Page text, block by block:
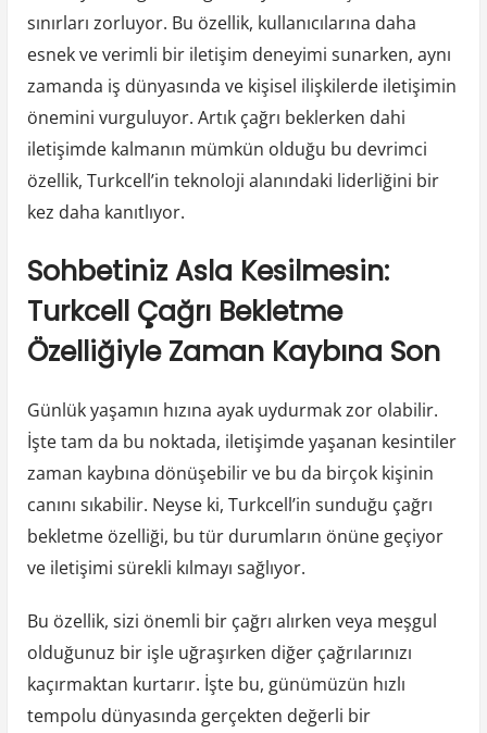
sınırları zorluyor. Bu özellik, kullanıcılarına daha
esnek ve verimli bir iletişim deneyimi sunarken, aynı
zamanda iş dünyasında ve kişisel ilişkilerde iletişimin
önemini vurguluyor. Artık çağrı beklerken dahi
iletişimde kalmanın mümkün olduğu bu devrimci
özellik, Turkcell’in teknoloji alanındaki liderliğini bir
kez daha kanıtlıyor.
Sohbetiniz Asla Kesilmesin:
Turkcell Çağrı Bekletme
Özelliğiyle Zaman Kaybına Son
Günlük yaşamın hızına ayak uydurmak zor olabilir.
İşte tam da bu noktada, iletişimde yaşanan kesintiler
zaman kaybına dönüşebilir ve bu da birçok kişinin
canını sıkabilir. Neyse ki, Turkcell’in sunduğu çağrı
bekletme özelliği, bu tür durumların önüne geçiyor
ve iletişimi sürekli kılmayı sağlıyor.
Bu özellik, sizi önemli bir çağrı alırken veya meşgul
olduğunuz bir işle uğraşırken diğer çağrılarınızı
kaçırmaktan kurtarır. İşte bu, günümüzün hızlı
tempolu dünyasında gerçekten değerli bir